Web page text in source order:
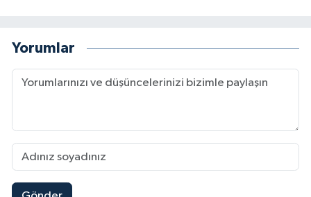
Yorumlar